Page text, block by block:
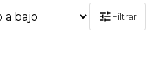
Filtrar